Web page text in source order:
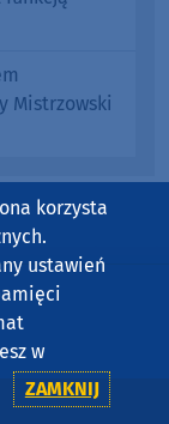
Mistrzowski
korzysta
ustawień
w
ZAMKNIJ